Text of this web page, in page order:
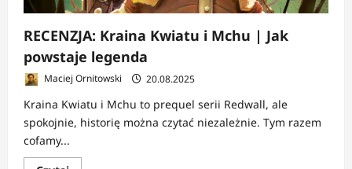
RECENZJA: Kraina Kwiatu i Mchu | Jak
powstaje legenda
Maciej Ornitowski 20.08.2025
Kraina Kwiatu i Mchu to prequel serii Redwall, ale
spokojnie, historię można czytać niezależnie. Tym razem
cofamy...